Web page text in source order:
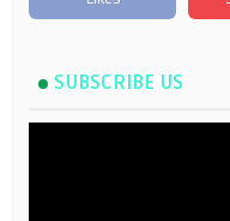
SUBSCRIBE US